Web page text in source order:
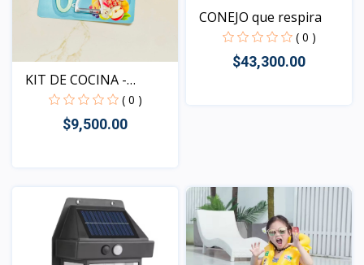
KIT DE COCINA -
RAYADOR...
( 0 )
$9,500.00
CONEJO que respira
( 0 )
$43,300.00